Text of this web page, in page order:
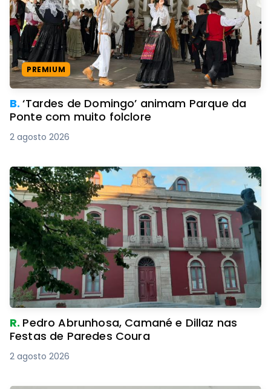
PREMIUM
B.‘Tardes de Domingo’ animam Parque da
Ponte com muito folclore
2 agosto 2026
R. Pedro Abrunhosa, Camané e Dillaz nas
Festas de Paredes Coura
2 agosto 2026